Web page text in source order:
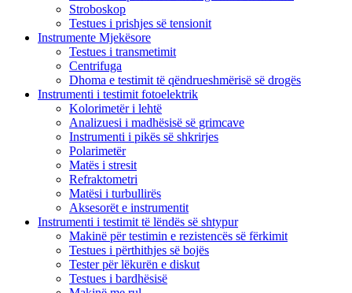
Stroboskop
Testues i prishjes së tensionit
Instrumente Mjekësore
Testues i transmetimit
Centrifuga
Dhoma e testimit të qëndrueshmërisë së drogës
Instrumenti i testimit fotoelektrik
Kolorimetër i lehtë
Analizuesi i madhësisë së grimcave
Instrumenti i pikës së shkrirjes
Polarimetër
Matës i stresit
Refraktometri
Matësi i turbullirës
Aksesorët e instrumentit
Instrumenti i testimit të lëndës së shtypur
Makinë për testimin e rezistencës së fërkimit
Testues i përthithjes së bojës
Tester për lëkurën e diskut
Testues i bardhësisë